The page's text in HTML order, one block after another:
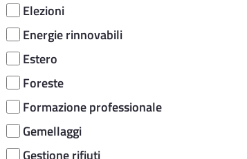
Elezioni
Energie rinnovabili
Estero
Foreste
Formazione professionale
Gemellaggi
Gestione rifiuti